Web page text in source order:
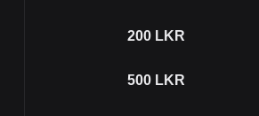
200 LKR
500 LKR